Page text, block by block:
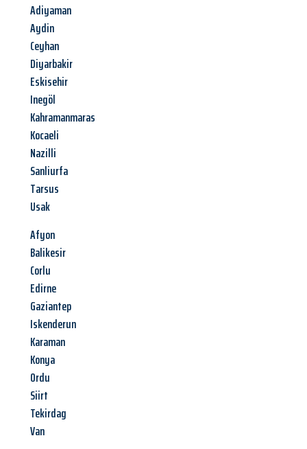
Adiyaman
Aydin
Ceyhan
Diyarbakir
Eskisehir
Inegöl
Kahramanmaras
Kocaeli
Nazilli
Sanliurfa
Tarsus
Usak
Afyon
Balikesir
Corlu
Edirne
Gaziantep
Iskenderun
Karaman
Konya
Ordu
Siirt
Tekirdag
Van